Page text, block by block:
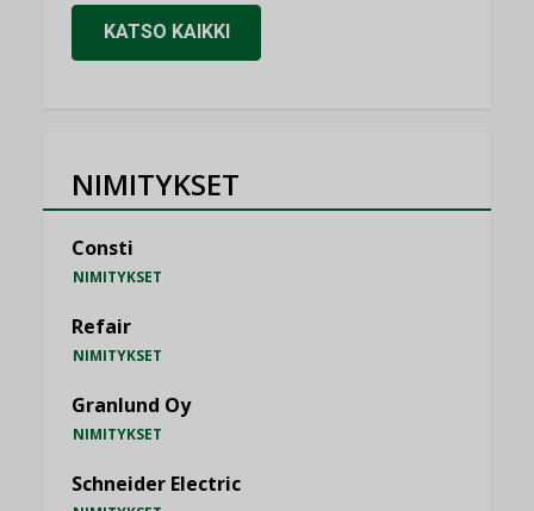
KATSO KAIKKI
NIMITYKSET
Consti
NIMITYKSET
Refair
NIMITYKSET
Granlund Oy
NIMITYKSET
Schneider Electric